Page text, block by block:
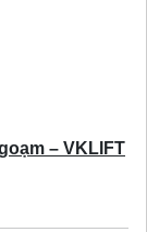
– VKLIFT